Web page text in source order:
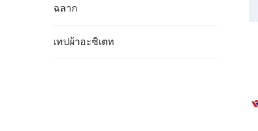
ฉลาก
เทปผ้าอะซิเตท